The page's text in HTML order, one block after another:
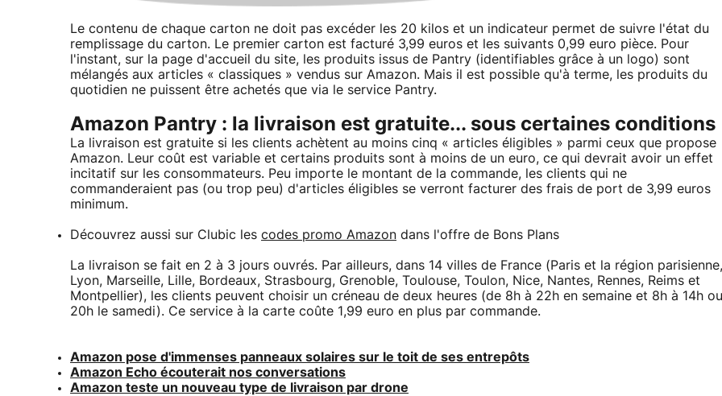
Le contenu de chaque carton ne doit pas excéder les 20 kilos et un indicateur permet de suivre l'état du
remplissage du carton. Le premier carton est facturé 3,99 euros et les suivants 0,99 euro pièce. Pour
l'instant, sur la page d'accueil du site, les produits issus de Pantry (identifiables grâce à un logo) sont
mélangés aux articles « classiques » vendus sur Amazon. Mais il est possible qu'à terme, les produits du
quotidien ne puissent être achetés que via le service Pantry.
Amazon Pantry : la livraison est gratuite... sous certaines conditions
La livraison est gratuite si les clients achètent au moins cinq « articles éligibles » parmi ceux que propose
Amazon. Leur coût est variable et certains produits sont à moins de un euro, ce qui devrait avoir un effet
incitatif sur les consommateurs. Peu importe le montant de la commande, les clients qui ne
commanderaient pas (ou trop peu) d'articles éligibles se verront facturer des frais de port de 3,99 euros
minimum.
Découvrez aussi sur Clubic les codes promo Amazon dans l'offre de Bons Plans
La livraison se fait en 2 à 3 jours ouvrés. Par ailleurs, dans 14 villes de France (Paris et la région parisienne,
Lyon, Marseille, Lille, Bordeaux, Strasbourg, Grenoble, Toulouse, Toulon, Nice, Nantes, Rennes, Reims et
Montpellier), les clients peuvent choisir un créneau de deux heures (de 8h à 22h en semaine et 8h à 14h ou
20h le samedi). Ce service à la carte coûte 1,99 euro en plus par commande.
Amazon pose d'immenses panneaux solaires sur le toit de ses entrepôts
Amazon Echo écouterait nos conversations
Amazon teste un nouveau type de livraison par drone